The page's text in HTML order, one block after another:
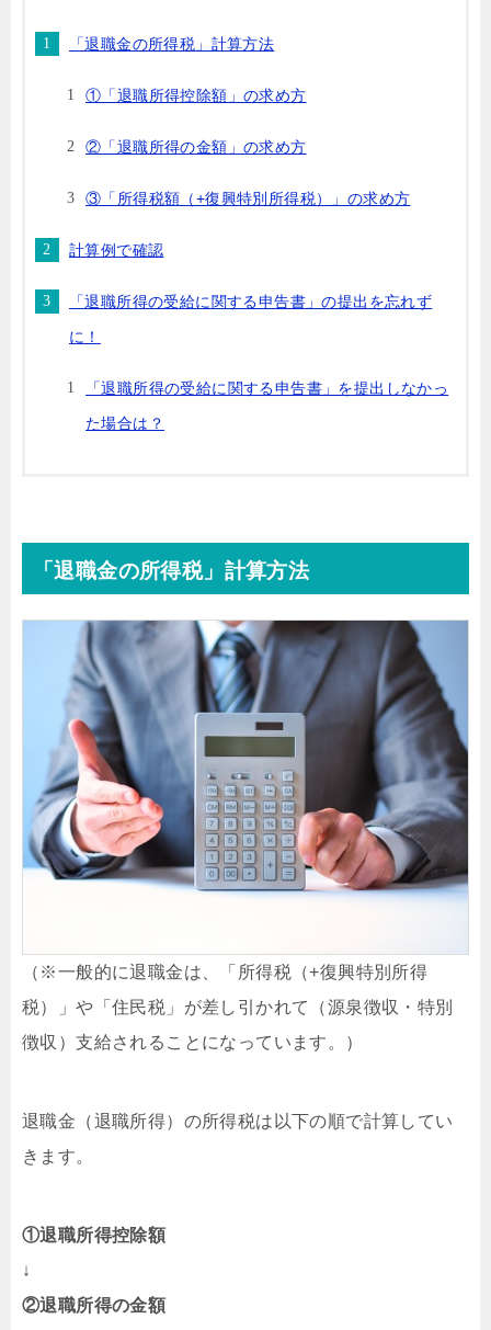
「退職金の所得税」計算方法
①「退職所得控除額」の求め方
②「退職所得の金額」の求め方
③「所得税額（+復興特別所得税）」の求め方
計算例で確認
「退職所得の受給に関する申告書」の提出を忘れず
に！
「退職所得の受給に関する申告書」を提出しなかっ
た場合は？
「退職金の所得税」計算方法
（※一般的に退職金は、「所得税（+復興特別所得
税）」や「住民税」が差し引かれて（源泉徴収・特別
徴収）支給されることになっています。）
退職金（退職所得）の所得税は以下の順で計算してい
きます。
①退職所得控除額
↓
②退職所得の金額